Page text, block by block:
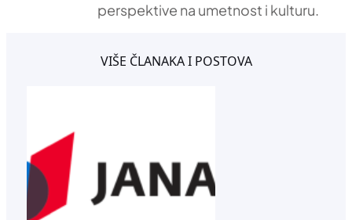
perspektive na umetnost i kulturu.
VIŠE ČLANAKA I POSTOVA